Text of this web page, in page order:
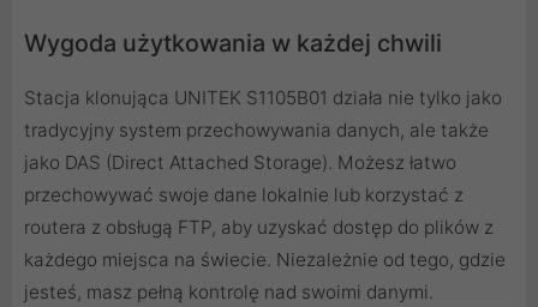
Wygoda użytkowania w każdej chwili
Stacja klonująca UNITEK S1105B01 działa nie tylko jako
tradycyjny system przechowywania danych, ale także
jako DAS (Direct Attached Storage). Możesz łatwo
przechowywać swoje dane lokalnie lub korzystać z
routera z obsługą FTP, aby uzyskać dostęp do plików z
każdego miejsca na świecie. Niezależnie od tego, gdzie
jesteś, masz pełną kontrolę nad swoimi danymi.